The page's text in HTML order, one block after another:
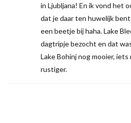
in Ljubljana! En ik vond het
dat je daar ten huwelijk
een beetje bij haha. Lake
dagtripje bezocht en dat
Lake Bohinj nog mooier,
rustiger.